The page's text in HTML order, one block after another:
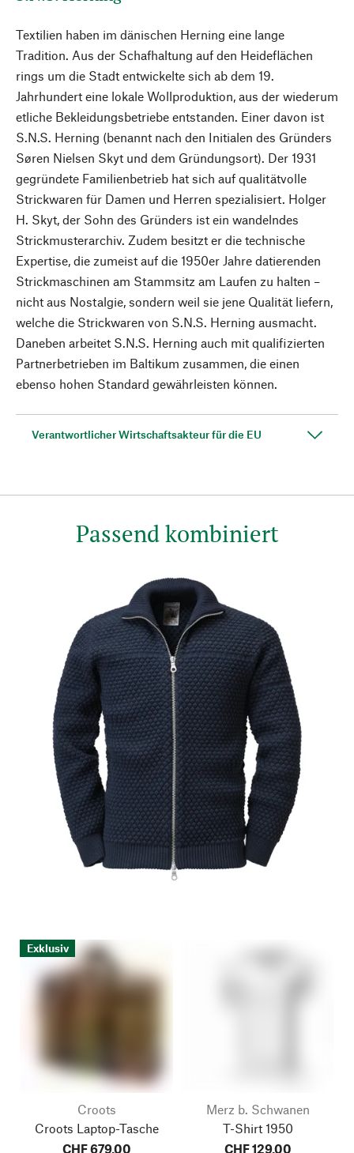
Textilien haben im dänischen Herning eine lange
Tradition. Aus der Schafhaltung auf den Heideflächen
rings um die Stadt entwickelte sich ab dem 19.
Jahrhundert eine lokale Wollproduktion, aus der wiederum
etliche Bekleidungsbetriebe entstanden. Einer davon ist
S.N.S. Herning (benannt nach den Initialen des Gründers
Søren Nielsen Skyt und dem Gründungsort). Der 1931
gegründete Familienbetrieb hat sich auf qualitätvolle
Strickwaren für Damen und Herren spezialisiert. Holger
H. Skyt, der Sohn des Gründers ist ein wandelndes
Strickmusterarchiv. Zudem besitzt er die technische
Expertise, die zumeist auf die 1950er Jahre datierenden
Strickmaschinen am Stammsitz am Laufen zu halten –
nicht aus Nostalgie, sondern weil sie jene Qualität liefern,
welche die Strickwaren von S.N.S. Herning ausmacht.
Daneben arbeitet S.N.S. Herning auch mit qualifizierten
Partnerbetrieben im Baltikum zusammen, die einen
ebenso hohen Standard gewährleisten können.
Verantwortlicher Wirtschaftsakteur für die EU
Passend kombiniert
Exklusiv
Croots
Croots Laptop-Tasche
CHF 679.00
Merz b. Schwanen
T-Shirt 1950
CHF 129.00